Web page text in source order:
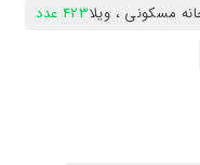
مسکونی ، ویلا423 عدد